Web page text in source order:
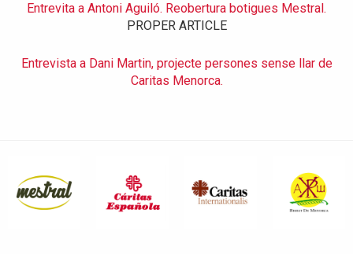
Entrevita a Antoni Aguiló. Reobertura botigues Mestral.
PROPER ARTICLE
Entrevista a Dani Martin, projecte persones sense llar de
Caritas Menorca.